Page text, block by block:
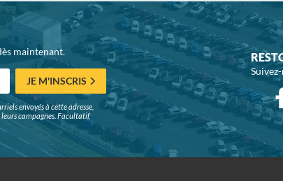
maintenant.
JE M'INSCRIS
envoyés à cette adresse,
campagnes. Facultatif,